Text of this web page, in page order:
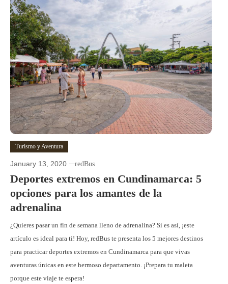
Turismo y Aventura
January 13, 2020 redBus
Deportes extremos en Cundinamarca: 5
opciones para los amantes de la
adrenalina
¿Quieres pasar un fin de semana lleno de adrenalina? Si es así, ¡este
artículo es ideal para ti! Hoy, redBus te presenta los 5 mejores destinos
para practicar deportes extremos en Cundinamarca para que vivas
aventuras únicas en este hermoso departamento. ¡Prepara tu maleta
porque este viaje te espera!